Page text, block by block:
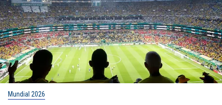
Mundial 2026